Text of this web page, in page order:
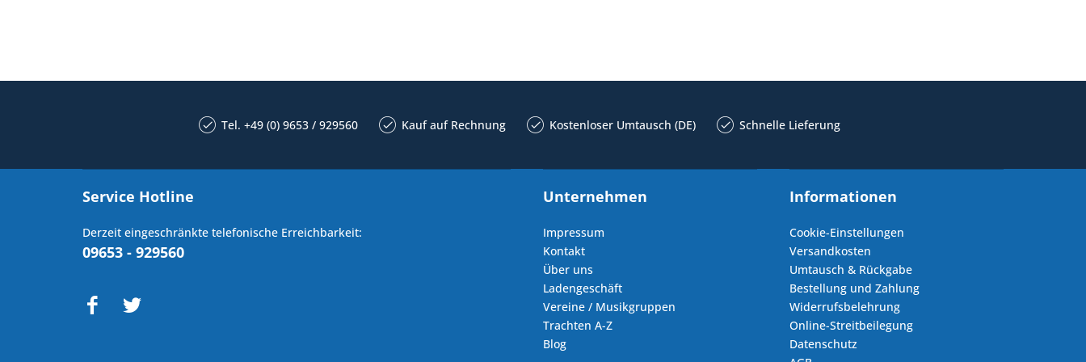
Tel. +49 (0) 9653 / 929560 Kauf auf Rechnung Kostenloser Umtausch (DE) Schnelle Lieferung
Service Hotline
Derzeit eingeschränkte telefonische Erreichbarkeit:
09653 - 929560
Unternehmen
Impressum
Kontakt
Über uns
Ladengeschäft
Vereine / Musikgruppen
Trachten A-Z
Blog
Informationen
Cookie-Einstellungen
Versandkosten
Umtausch & Rückgabe
Bestellung und Zahlung
Widerrufsbelehrung
Online-Streitbeilegung
Datenschutz